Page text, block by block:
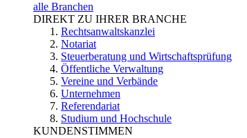
alle Branchen
DIREKT ZU IHRER BRANCHE
Rechtsanwaltskanzlei
Notariat
Steuerberatung und Wirtschaftsprüfung
Öffentliche Verwaltung
Vereine und Verbände
Unternehmen
Referendariat
Studium und Hochschule
KUNDENSTIMMEN